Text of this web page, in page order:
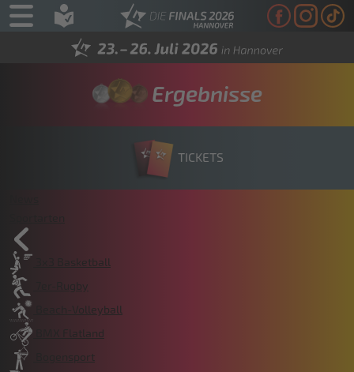
Ergebnisse
TICKETS
3x3 Basketball
7er-Rugby
Beach-Volleyball
BMX Flatland
Bogensport